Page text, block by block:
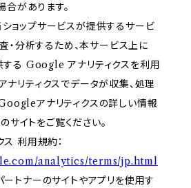
があります。
ショップサービスが提供するサービ
・分析するため、本サービス上に
る Google アナリティクスを利用
ナリティクスでデータが収集、処理
アナリティクスの詳しい情報
サイトをご覧ください。
利用規約：
analytics/terms/jp.html
トナーのサイトやアプリを使用す